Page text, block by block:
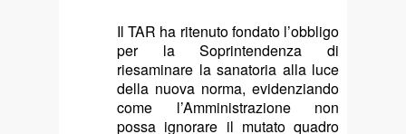
Il TAR ha ritenuto fondato l’obbligo
per la Soprintendenza di
riesaminare la sanatoria alla luce
della nuova norma, evidenziando
come l’Amministrazione non
possa ignorare il mutato quadro